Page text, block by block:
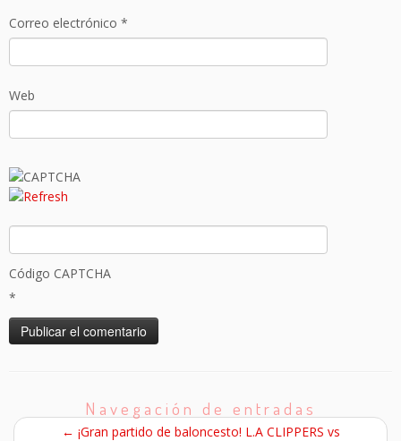
Correo electrónico *
Web
Código CAPTCHA
*
Navegación de entradas
← ¡Gran partido de baloncesto! L.A CLIPPERS vs